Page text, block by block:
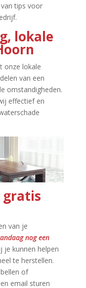
tips voor
lokale
onze lokale
van een
omstandigheden.​
effectief en
gratis
van je
nog een
je kunnen helpen
te herstellen.​
of
email sturen